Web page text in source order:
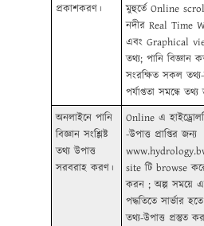
প্রকাশকরণ।
মুহুর্তে Online
নদীর Real Time
এবং Graphical
তথ্য; পানি বিজ্ঞান
সংরক্ষিত সকল তথ্য-
পর্যাপ্ততা সমন্ধে তথ্য
অনলাইনে পানি
বিজ্ঞান সংশ্লিষ্ট
তথ্য উপাত্ত
সরবরাহ করণ।
Online এ
-উপাত্ত প্রাপ্তির জন্য
site টি browse
করন ; অল্প সময়ে
পদ্ধতিতে সার্ভার
তথ্য-উপাত্ত প্রস্তুত